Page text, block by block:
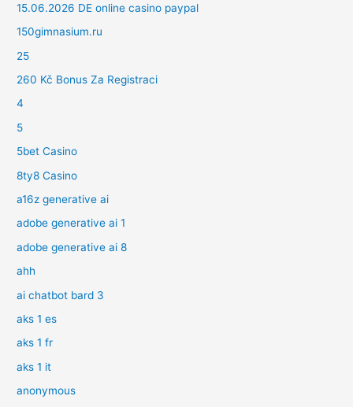
15.06.2026 DE online casino paypal
150gimnasium.ru
25
260 Kč Bonus Za Registraci
4
5
5bet Casino
8ty8 Casino
a16z generative ai
adobe generative ai 1
adobe generative ai 8
ahh
ai chatbot bard 3
aks 1 es
aks 1 fr
aks 1 it
anonymous